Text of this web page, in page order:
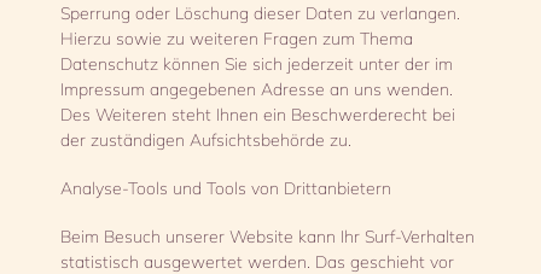
Sperrung oder Löschung dieser Daten zu verlangen.
Hierzu sowie zu weiteren Fragen zum Thema
Datenschutz können Sie sich jederzeit unter der im
Impressum angegebenen Adresse an uns wenden.
Des Weiteren steht Ihnen ein Beschwerderecht bei
der zuständigen Aufsichtsbehörde zu.
Analyse-Tools und Tools von Drittanbietern
Beim Besuch unserer Website kann Ihr Surf-Verhalten
statistisch ausgewertet werden. Das geschieht vor